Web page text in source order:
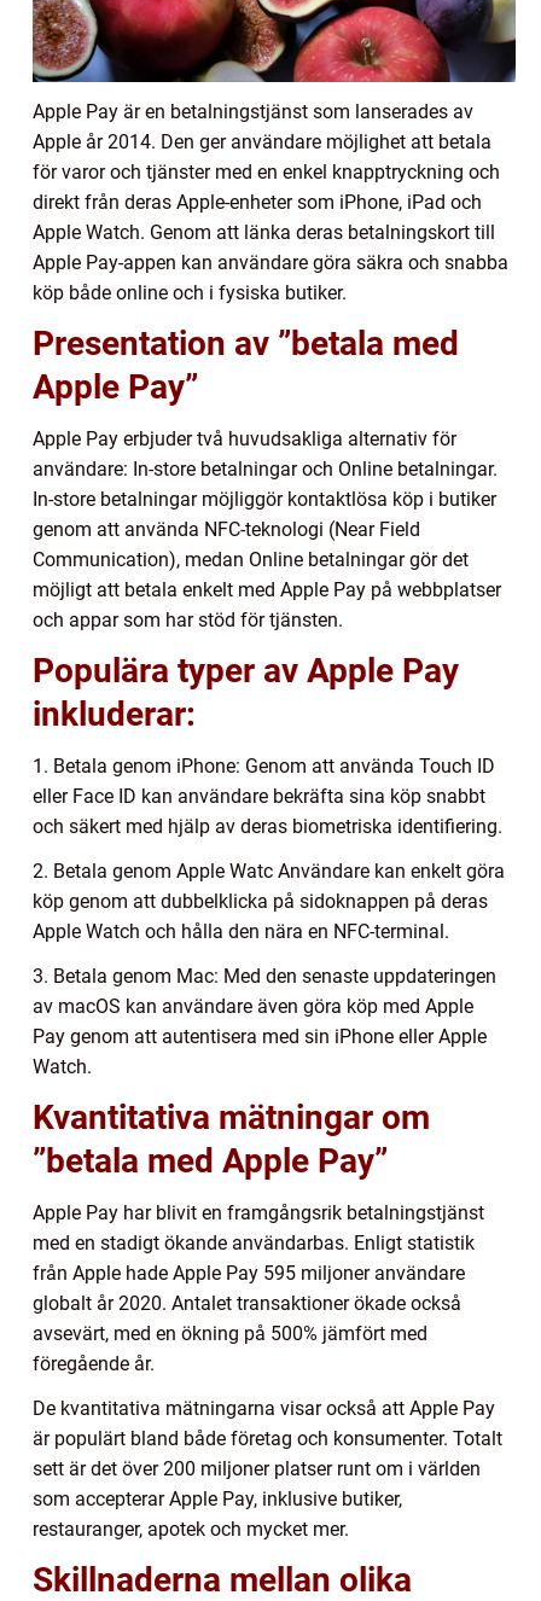
Apple Pay är en betalningstjänst som lanserades av
Apple år 2014. Den ger användare möjlighet att betala
för varor och tjänster med en enkel knapptryckning och
direkt från deras Apple-enheter som iPhone, iPad och
Apple Watch. Genom att länka deras betalningskort till
Apple Pay-appen kan användare göra säkra och snabba
köp både online och i fysiska butiker.
Presentation av ”betala med
Apple Pay”
Apple Pay erbjuder två huvudsakliga alternativ för
användare: In-store betalningar och Online betalningar.
In-store betalningar möjliggör kontaktlösa köp i butiker
genom att använda NFC-teknologi (Near Field
Communication), medan Online betalningar gör det
möjligt att betala enkelt med Apple Pay på webbplatser
och appar som har stöd för tjänsten.
Populära typer av Apple Pay
inkluderar:
1. Betala genom iPhone: Genom att använda Touch ID
eller Face ID kan användare bekräfta sina köp snabbt
och säkert med hjälp av deras biometriska identifiering.
2. Betala genom Apple Watc Användare kan enkelt göra
köp genom att dubbelklicka på sidoknappen på deras
Apple Watch och hålla den nära en NFC-terminal.
3. Betala genom Mac: Med den senaste uppdateringen
av macOS kan användare även göra köp med Apple
Pay genom att autentisera med sin iPhone eller Apple
Watch.
Kvantitativa mätningar om
”betala med Apple Pay”
Apple Pay har blivit en framgångsrik betalningstjänst
med en stadigt ökande användarbas. Enligt statistik
från Apple hade Apple Pay 595 miljoner användare
globalt år 2020. Antalet transaktioner ökade också
avsevärt, med en ökning på 500% jämfört med
föregående år.
De kvantitativa mätningarna visar också att Apple Pay
är populärt bland både företag och konsumenter. Totalt
sett är det över 200 miljoner platser runt om i världen
som accepterar Apple Pay, inklusive butiker,
restauranger, apotek och mycket mer.
Skillnaderna mellan olika